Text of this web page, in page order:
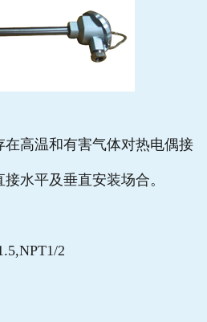
高温和有害气体对热电偶接
水平及垂直安装场合。
2